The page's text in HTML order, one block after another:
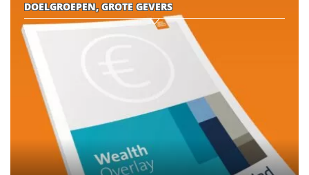
DOELGROEPEN, GROTE GEVERS